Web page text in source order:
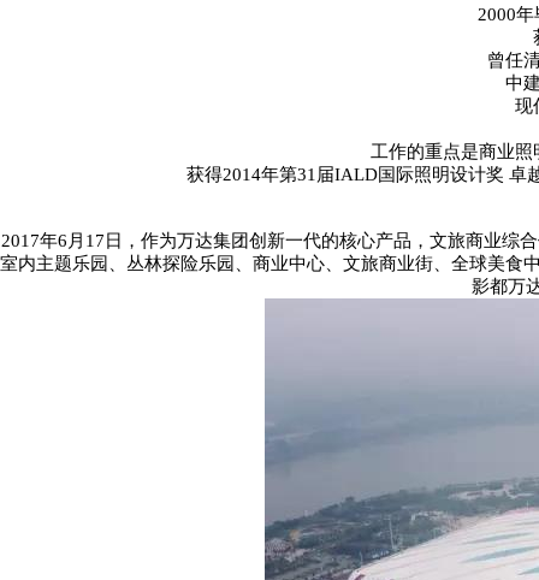
2000年
曾任
中
现
工作的重点是商业
获得2014年第31 届IALD国际照明设计奖 卓
2017年6 月 17 日，作为万达集团创新一代的核心产品，文旅商业综
室内主题乐园、丛林探险乐园、商业中心、文旅商业街、全球美
影都万